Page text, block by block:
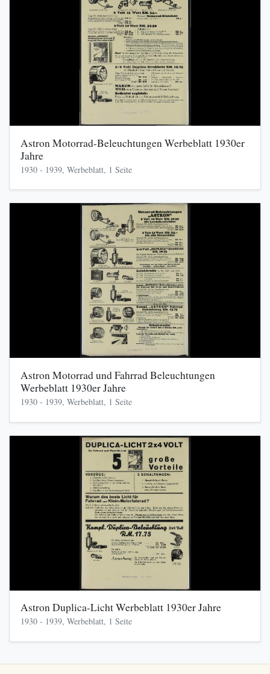
Astron Motorrad-Beleuchtungen Werbeblatt 1930er
Jahre
1930 - 1939, Werbeblatt, 1 Seite
Astron Motorrad und Fahrrad Beleuchtungen
Werbeblatt 1930er Jahre
1930 - 1939, Werbeblatt, 1 Seite
Astron Duplica-Licht Werbeblatt 1930er Jahre
1930 - 1939, Werbeblatt, 1 Seite